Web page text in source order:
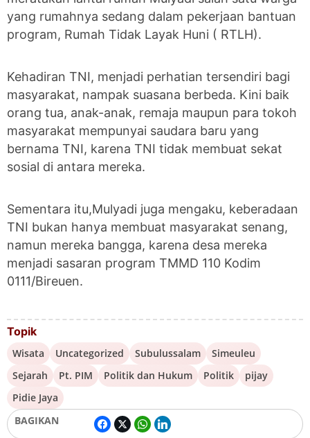
yang rumahnya sedang dalam pekerjaan bantuan
program, Rumah Tidak Layak Huni ( RTLH).
Kehadiran TNI, menjadi perhatian tersendiri bagi
masyarakat, nampak suasana berbeda. Kini baik
orang tua, anak-anak, remaja maupun para tokoh
masyarakat mempunyai saudara baru yang
bernama TNI, karena TNI tidak membuat sekat
sosial di antara mereka.
Sementara itu,Mulyadi juga mengaku, keberadaan
TNI bukan hanya membuat masyarakat senang,
namun mereka bangga, karena desa mereka
menjadi sasaran program TMMD 110 Kodim
0111/Bireuen.
Topik
Wisata Uncategorized Subulussalam
Simeuleu
Sejarah
Pt. PIM Politik dan Hukum Politik
pijay
Pidie Jaya
BAGIKAN